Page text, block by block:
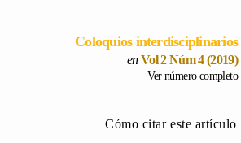
Coloquios interdisciplinarios
Vol 2 Núm 4 (2019)
Ver número completo
Cómo citar este artículo